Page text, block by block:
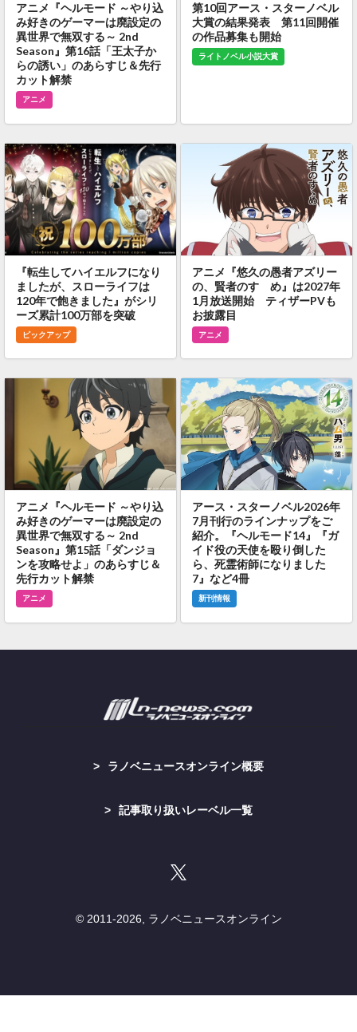
アニメ『ヘルモード ～やり込
み好きのゲーマーは廃設定の
異世界で無双する～ 2nd
Season』第16話「王太子か
らの誘い」のあらすじ＆先行
カット解禁
アニメ
第10回アース・スターノベル
大賞の結果発表 第11回開催
の作品募集も開始
ライトノベル小説大賞
『転生してハイエルフになり
ましたが、スローライフは
120年で飽きました』がシリ
ーズ累計100万部を突破
ピックアップ
アニメ『悠久の愚者アズリー
の、賢者のすゝめ』は2027年
1月放送開始 ティザーPVも
お披露目
アニメ
アニメ『ヘルモード ～やり込
み好きのゲーマーは廃設定の
異世界で無双する～ 2nd
Season』第15話「ダンジョ
ンを攻略せよ」のあらすじ＆
先行カット解禁
アニメ
アース・スターノベル2026年
7月刊行のラインナップをご
紹介。『ヘルモード14』『ガ
イド役の天使を殴り倒した
ら、死霊術師になりました
7』など4冊
新刊情報
ラノベニュースオンライン概要
記事取り扱いレーベル一覧
© 2011-2026, ラノベニュースオンライン